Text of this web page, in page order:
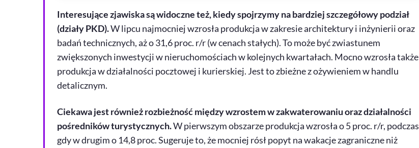
Interesujące zjawiska są widoczne też, kiedy spojrzymy na bardziej szczegółowy podział
(działy PKD).W lipcu najmocniej wzrosła produkcja w zakresie architektury i inżynierii oraz
badań technicznych, aż o 31,6 proc. r/r (w cenach stałych). To może być zwiastunem
zwiększonych inwestycji w nieruchomościach w kolejnych kwartałach. Mocno wzrosła także
produkcja w działalności pocztowej i kurierskiej. Jest to zbieżne z ożywieniem w handlu
detalicznym.
Ciekawa jest również rozbieżność między wzrostem w zakwaterowaniu oraz działalności
pośredników turystycznych.W pierwszym obszarze produkcja wzrosła o 5 proc. r/r, podczas
gdy w drugim o 14,8 proc. Sugeruje to, że mocniej rósł popyt na wakacje zagraniczne niż